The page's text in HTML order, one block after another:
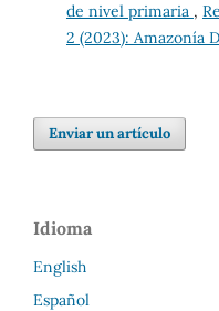
de nivel primaria ,
2 (2023): Amazonía
Enviar un artículo
Idioma
English
Español